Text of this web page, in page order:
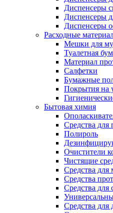
Диспенсеры
Диспенсеры
Диспенсеры
Расходные
Мешки для
Туалетная
Материал
Салфетки
Бумажные
Покрытия на
Бытовая химия
Средства для
Полироль
Очистители
Чистящие
Средства для
Средства
Средства для
Средства